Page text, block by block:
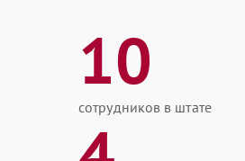
10
сотрудников в штате